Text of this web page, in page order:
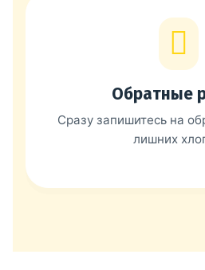
Обратные
Сразу запишитесь на
лишних